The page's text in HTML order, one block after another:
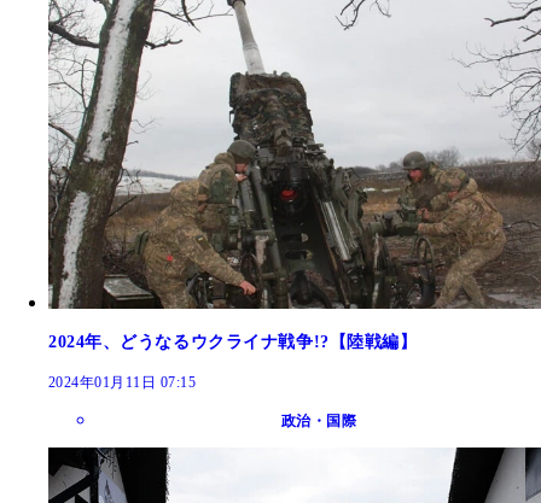
2024年、どうなるウクライナ戦争!?【陸戦編】
2024年01月11日 07:15
政治・国際